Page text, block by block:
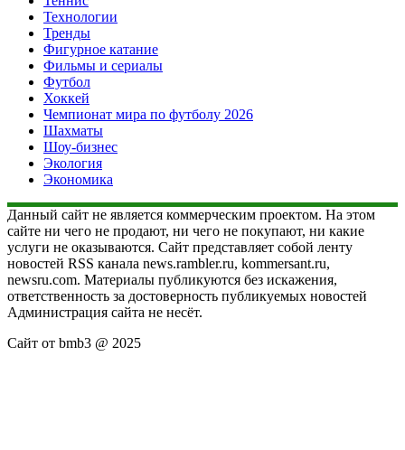
Технологии
Тренды
Фигурное катание
Фильмы и сериалы
Футбол
Хоккей
Чемпионат мира по футболу 2026
Шахматы
Шоу-бизнес
Экология
Экономика
Данный сайт не является коммерческим проектом. На этом
сайте ни чего не продают, ни чего не покупают, ни какие
услуги не оказываются. Сайт представляет собой ленту
новостей RSS канала news.rambler.ru, kommersant.ru,
newsru.com. Материалы публикуются без искажения,
ответственность за достоверность публикуемых новостей
Администрация сайта не несёт.
Сайт от bmb3 @ 2025